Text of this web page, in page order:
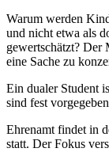
Warum werden
und nicht etwa als
gewertschätzt? Der
eine Sache zu
Ein dualer Student
sind fest
Ehrenamt findet in
statt. Der Fokus